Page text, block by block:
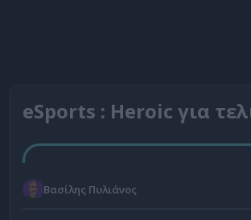
eSports : Heroic για
Βασίλης Πυλιάνος